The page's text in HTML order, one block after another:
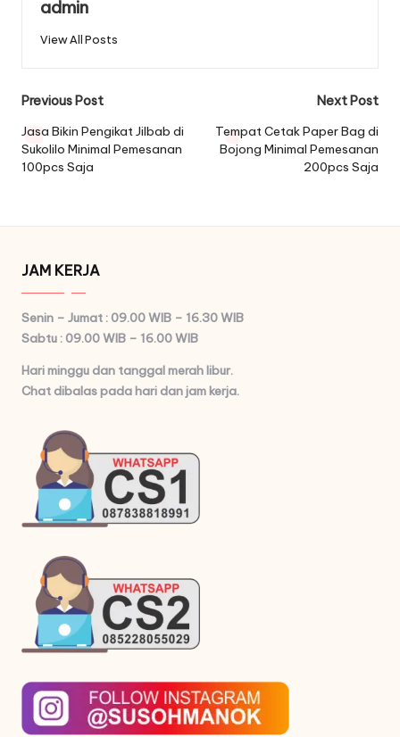
admin
View All Posts
Post
navigation
Previous Post
Jasa Bikin Pengikat Jilbab di
Sukolilo Minimal Pemesanan
100pcs Saja
Next Post
Tempat Cetak Paper Bag di
Bojong Minimal Pemesanan
200pcs Saja
JAM KERJA
Senin – Jumat : 09.00 WIB – 16.30 WIB
Sabtu : 09.00 WIB – 16.00 WIB
Hari minggu dan tanggal merah libur.
Chat dibalas pada hari dan jam kerja.